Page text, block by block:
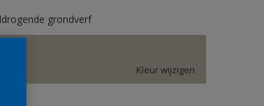
grondverf
Kleur wijzigen